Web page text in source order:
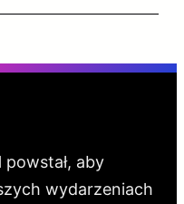
powstał, aby
wydarzeniach